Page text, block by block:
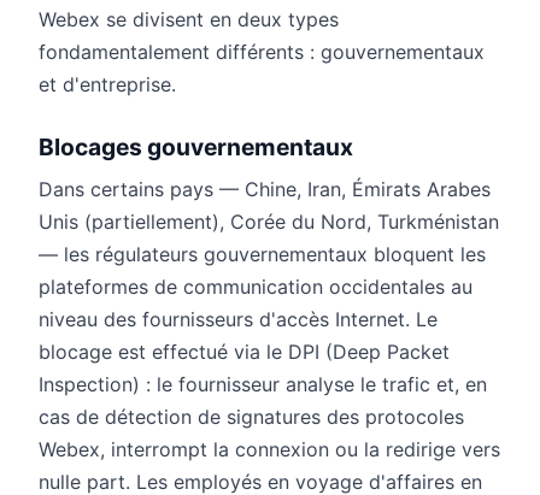
Webex se divisent en deux types
fondamentalement différents : gouvernementaux
et d'entreprise.
Blocages gouvernementaux
Dans certains pays — Chine, Iran, Émirats Arabes
Unis (partiellement), Corée du Nord, Turkménistan
— les régulateurs gouvernementaux bloquent les
plateformes de communication occidentales au
niveau des fournisseurs d'accès Internet. Le
blocage est effectué via le DPI (Deep Packet
Inspection) : le fournisseur analyse le trafic et, en
cas de détection de signatures des protocoles
Webex, interrompt la connexion ou la redirige vers
nulle part. Les employés en voyage d'affaires en